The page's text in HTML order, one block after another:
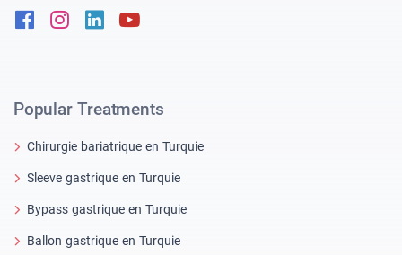
FacebookInstagram
Linkedin
Popular Treatments
Chirurgie bariatrique en Turquie
Sleeve gastrique en Turquie
Bypass gastrique en Turquie
Ballon gastrique en Turquie